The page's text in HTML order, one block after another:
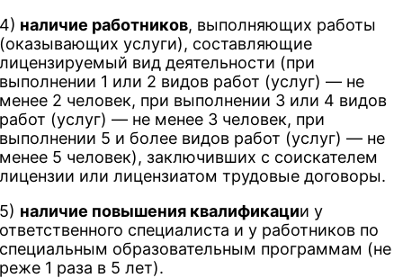
4) наличие работников, выполняющих работы
(оказывающих услуги), составляющие
лицензируемый вид деятельности (при
выполнении 1 или 2 видов работ (услуг) — не
менее 2 человек, при выполнении 3 или 4 видов
работ (услуг) — не менее 3 человек, при
выполнении 5 и более видов работ (услуг) — не
менее 5 человек), заключивших с соискателем
лицензии или лицензиатом трудовые договоры.
5) наличие повышения квалификации у
ответственного специалиста и у работников по
специальным образовательным программам (не
реже 1 раза в 5 лет).